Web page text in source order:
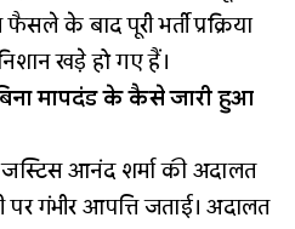
के बाद पूरी भर्ती प्रक्रिया
खड़े हो गए हैं।
मापदंड के कैसे जारी हुआ
आनंद शर्मा की अदालत
पर गंभीर आपत्ति जताई। अदालत